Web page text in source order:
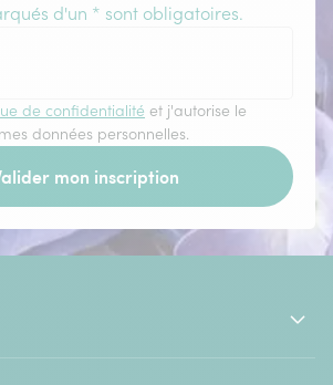
d'un * sont obligatoires.
de confidentialité et j'autorise le
données personnelles.
mon inscription